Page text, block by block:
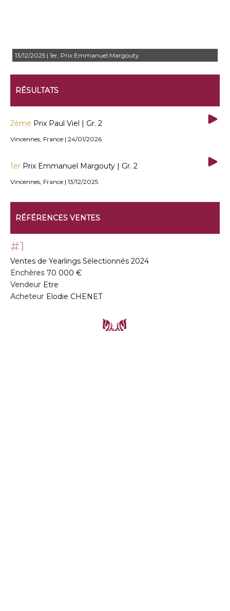
13/12/2025 | 1er, Prix Emmanuel Margouty
RÉSULTATS
2ème Prix Paul Viel | Gr. 2
Vincennes, France | 24/01/2026
1er Prix Emmanuel Margouty | Gr. 2
Vincennes, France | 13/12/2025
RÉFÉRENCES VENTES
#1
Ventes de Yearlings Sélectionnés 2024
Enchères 70 000 €
Vendeur Etre
Acheteur Elodie CHENET